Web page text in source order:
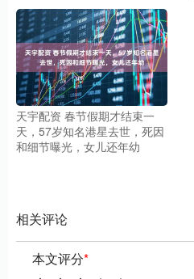
天宇配资 春节假期才结束一
天，57岁知名港星去世，死因
和细节曝光，女儿还年幼
相关评论
本文评分*